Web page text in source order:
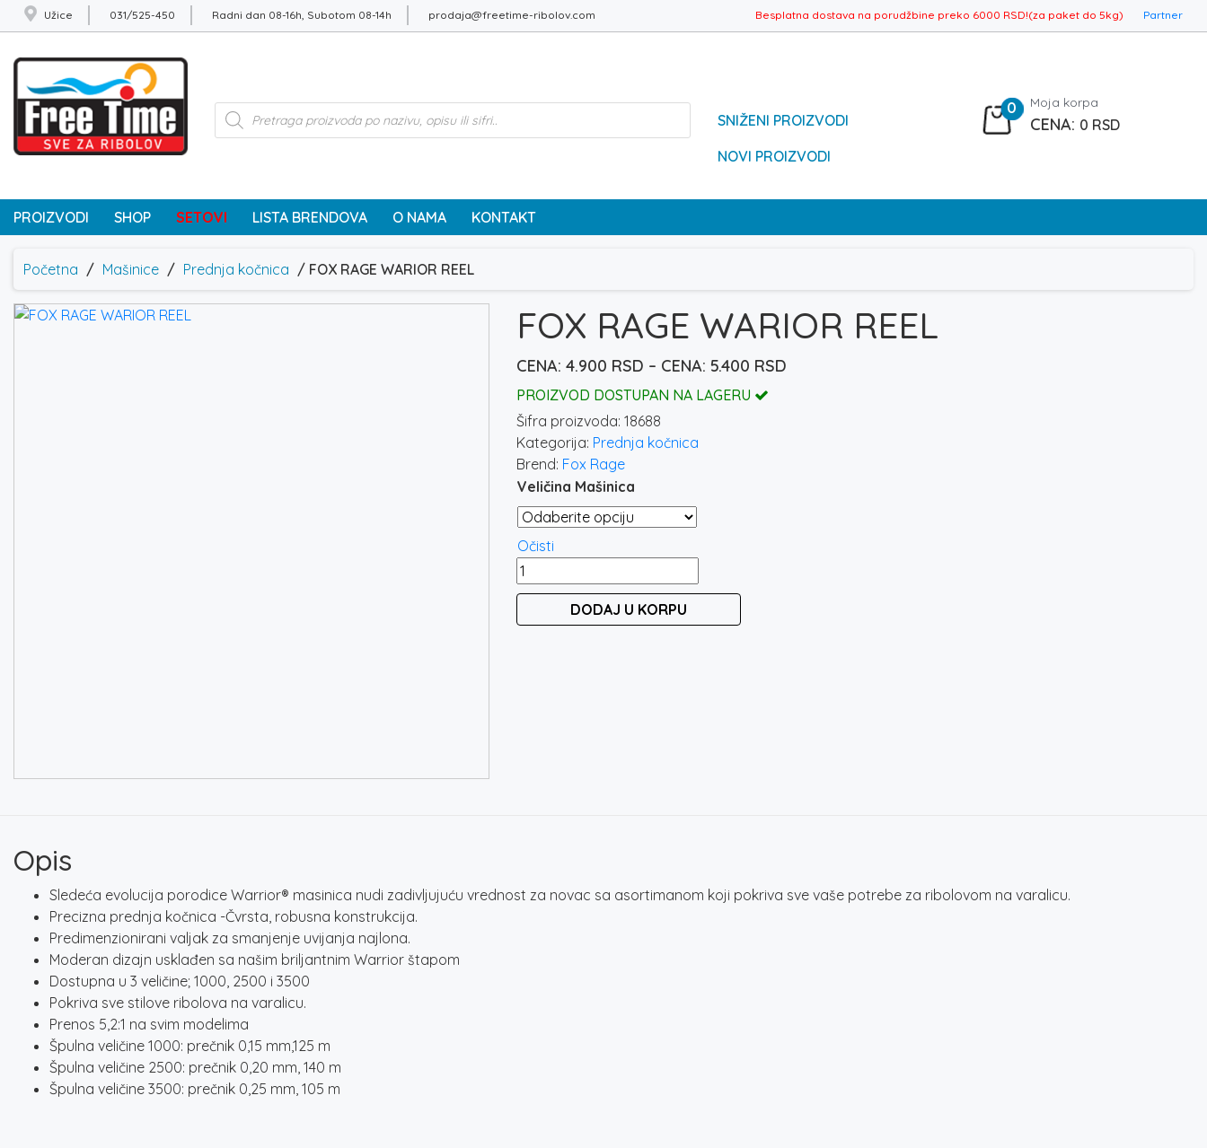
Užice 031/525-450 Radni dan 08-16h, Subotom 08-14h prodaja@freetime-ribolov.com Besplatna dostava na porudžbine preko 6000 RSD!(za paket do 5kg) Partner
Products
search
SNIŽENI PROIZVODI
NOVI PROIZVODI
0 Moja korpa
0 RSD
PROIZVODI SHOP SETOVI LISTA BRENDOVA O NAMA KONTAKT
Početna / Mašinice / Prednja kočnica / FOX RAGE WARIOR REEL
FOX RAGE WARIOR REEL
4.900 RSD – 5.400 RSD
PROIZVOD DOSTUPAN NA LAGERU
Šifra proizvoda: 18688
Kategorija: Prednja kočnica
Brend: Fox Rage
Veličina Mašinica
Očisti
FOX
RAGE
REEL
DODAJ U KORPU
Opis
Sledeća evolucija porodice Warrior® masinica nudi zadivljujuću vrednost za novac sa asortimanom koji pokriva sve vaše potrebe za ribolovom na varalicu.
Precizna prednja kočnica -Čvrsta, robusna konstrukcija.
Predimenzionirani valjak za smanjenje uvijanja najlona.
Moderan dizajn usklađen sa našim briljantnim Warrior štapom
Dostupna u 3 veličine; 1000, 2500 i 3500
Pokriva sve stilove ribolova na varalicu.
Prenos 5,2:1 na svim modelima
Špulna veličine 1000: prečnik 0,15 mm,125 m
Špulna veličine 2500: prečnik 0,20 mm, 140 m
Špulna veličine 3500: prečnik 0,25 mm, 105 m